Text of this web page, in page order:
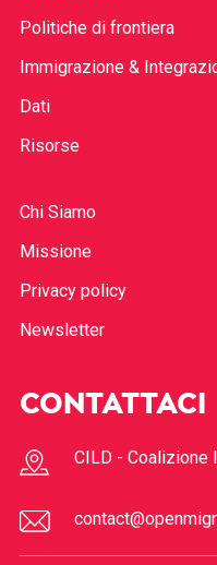
Politiche di frontiera
Immigrazione &
Dati
Risorse
Chi Siamo
Missione
Privacy policy
Newsletter
CONTATTACI
CILD - Coalizione